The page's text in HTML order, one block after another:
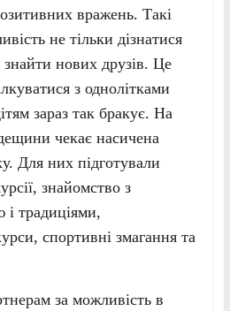
вражень. Такі
не тільки дізнатися
знайти нових друзів. Це
з однолітками
зараз так бракує. На
чекає насичена
Для них підготували
знайомство з
і традиціями,
спортивні змагання та
за можливість в